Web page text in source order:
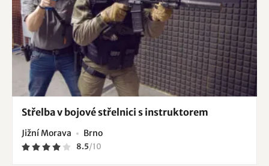
Střelba v bojové střelnici s instruktorem
Jižní Morava Brno
8.5/10